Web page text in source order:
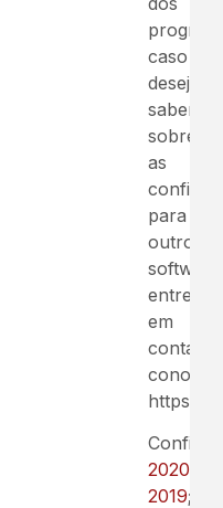
caso
deseje
saber
sobre
as
para
outros
softwares
entre
em
contato
conosco
https://
Confira:
2020
2019;